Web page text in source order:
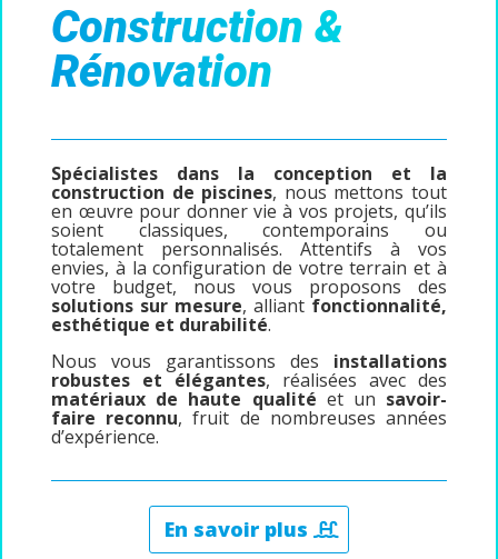
Construction &
Rénovation
Spécialistes dans la conception et la
construction de piscines, nous mettons tout
en œuvre pour donner vie à vos projets, qu’ils
soient classiques, contemporains ou
totalement personnalisés. Attentifs à vos
envies, à la configuration de votre terrain et à
votre budget, nous vous proposons des
solutions sur mesure, alliantfonctionnalité,
esthétique et durabilité.
Nous vous garantissons des installations
robustes et élégantes, réalisées avec des
matériaux de haute qualité et un savoir-
faire reconnu, fruit de nombreuses années
d’expérience.
En savoir plus